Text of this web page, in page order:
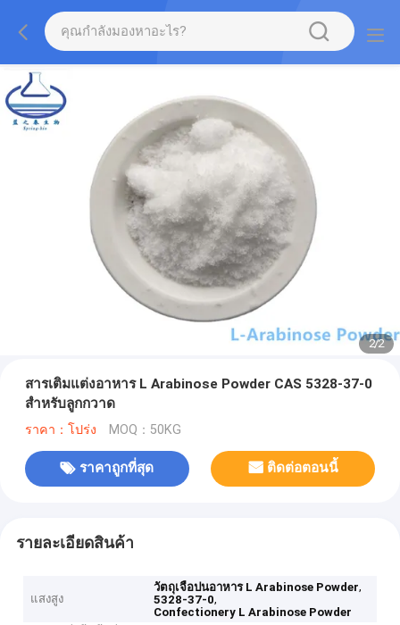
2/2
สารเติมแต่งอาหาร L Arabinose Powder CAS 5328-37-0
สำหรับลูกกวาด
ราคา：โปร่ง MOQ：50KG
ราคาถูกที่สุด ติดต่อตอนนี้
รายละเอียดสินค้า
แสงสูง
วัตถุเจือปนอาหาร L Arabinose Powder,
5328-37-0,
Confectionery L Arabinose Powder